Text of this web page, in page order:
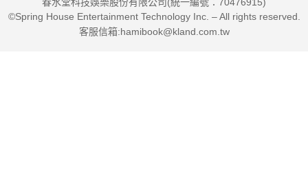
©Spring House Entertainment Technology Inc. – All rights reserved.
客服信箱:hamibook@kland.com.tw